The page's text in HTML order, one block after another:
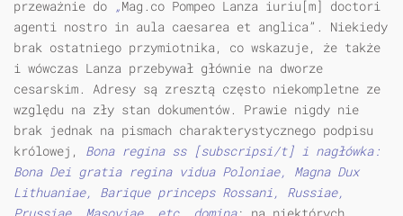
przeważnie do „Mag.co Pompeo Lanza iuriu[m] doctori
agenti nostro in aula caesarea et anglica”. Niekiedy
brak ostatniego przymiotnika, co wskazuje, że także
i wówczas Lanza przebywał głównie na dworze
cesarskim. Adresy są zresztą często niekompletne ze
względu na zły stan dokumentów. Prawie nigdy nie
brak jednak na pismach charakterystycznego podpisu
królowej, Bona regina ss [subscripsi/t] i nagłówka:
Bona Dei gratia regina vidua Poloniae, Magna Dux
Lithuaniae, Barique princeps Rossani, Russiae,